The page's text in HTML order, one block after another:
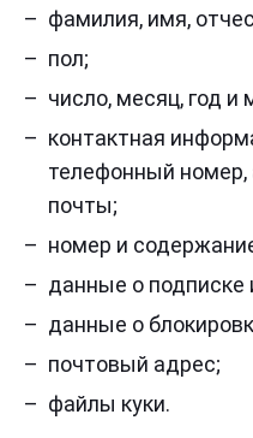
фамилия, имя,
пол;
число, месяц, год
контактная
телефонный номер,
почты;
номер и
данные о подписке
данные о
почтовый адрес;
файлы куки.